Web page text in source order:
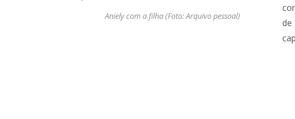
Aniely com a filha (Foto: Arquivo pessoal)
de